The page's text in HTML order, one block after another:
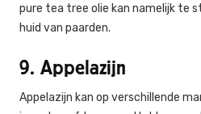
pure tea tree olie kan namelijk te
huid van paarden.
9. Appelazijn
Appelazijn kan op verschillende